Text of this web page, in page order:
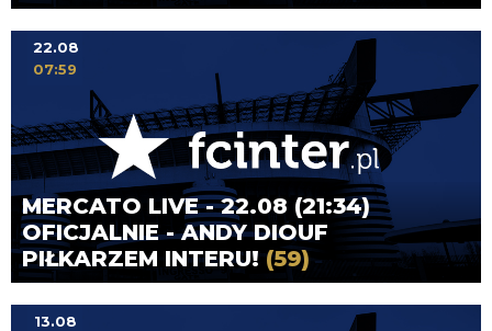
MERCATO LIVE - 22.08 (21:34)
OFICJALNIE - ANDY DIOUF
PIŁKARZEM INTERU! (59)
22.08
07:59
13.08